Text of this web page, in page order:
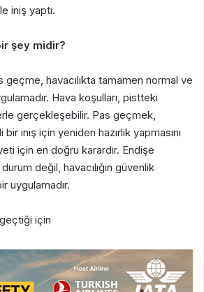
iniş yaptı.
şey midir?
geçme, havacılıkta tamamen normal ve
Hava koşulları, pistteki
gerçekleşebilir. Pas geçmek,
iniş için yeniden hazırlık yapmasını
için en doğru karardır. Endişe
değil, havacılığın güvenlik
uygulamadır.
için